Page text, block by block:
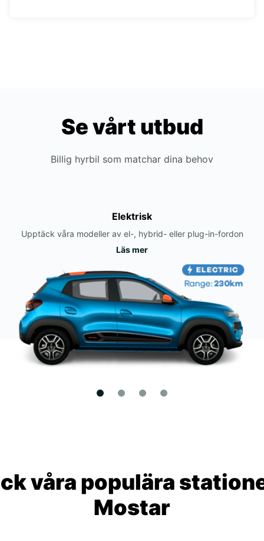
Se vårt utbud
Billig hyrbil som matchar dina behov
Elektrisk
Upptäck våra modeller av el-, hybrid- eller plug-in-fordon
Läs mer
våra populära
Mostar